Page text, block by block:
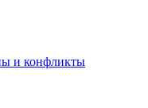
и конфликты